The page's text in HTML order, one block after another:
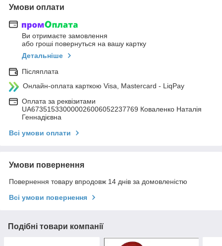
Умови оплати
Ви отримаєте замовлення
або гроші повернуться на вашу картку
Детальніше
Післяплата
Онлайн-оплата карткою Visa, Mastercard - LiqPay
Оплата за реквізитами
UA673515330000026006052237769 Коваленко Наталія
Геннадієвна
Всі умови оплати
Умови повернення
Повернення товару впродовж 14 днів за домовленістю
Всі умови повернення
Подібні товари компанії